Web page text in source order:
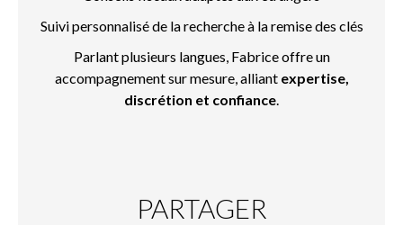
Suivi personnalisé de la recherche à la remise des clés
Parlant plusieurs langues, Fabrice offre un
accompagnement sur mesure, alliant expertise,
discrétion et confiance.
PARTAGER